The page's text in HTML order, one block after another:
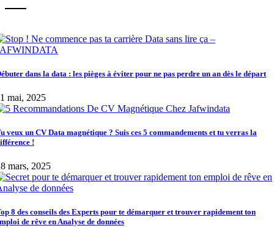
dans la data : les pièges à éviter pour ne pas perdre un an dès le départ
mai, 2025
veux un CV Data magnétique ? Suis ces 5 commandements et tu verras la
!
mars, 2025
8 des conseils des Experts pour te démarquer et trouver rapidement ton
de rêve en Analyse de données